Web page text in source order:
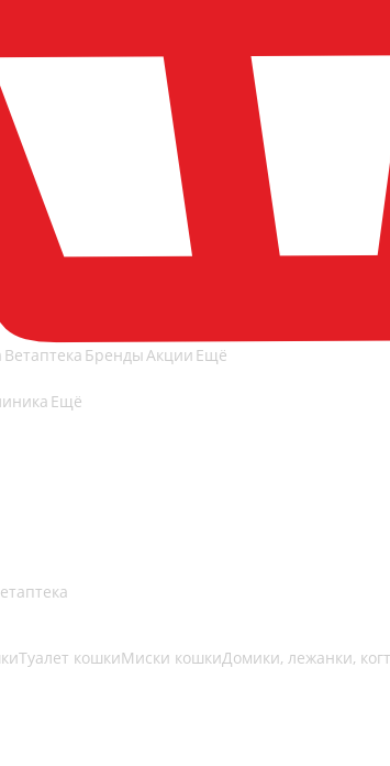
Ветаптека БрендыАкции Ещё
Ещё
Туалет кошкиМиски кошкиДомики, лежанки,